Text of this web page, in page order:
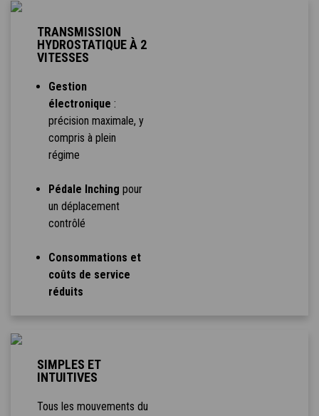
TRANSMISSION
HYDROSTATIQUE À 2
VITESSES
Gestion
électronique :
précision maximale, y
compris à plein
régime
Pédale Inching pour
un déplacement
contrôlé
Consommations et
coûts de service
réduits
SIMPLES ET
INTUITIVES
Tous les mouvements du